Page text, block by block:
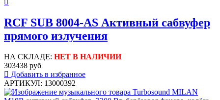
RCF SUB 8004-AS Активный сабвуфер
прямого излучения
НА СКЛАДЕ: НЕТ В НАЛИЧИИ
303438 руб
Добавить в избранное
АРТИКУЛ: 13000392